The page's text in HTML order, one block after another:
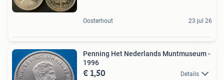
Oosterhout 23 jul 26
Penning Het Nederlands Muntmuseum -
1996
€ 1,50 Details